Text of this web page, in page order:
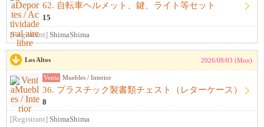
62. 自転車ヘルメット、鍵、ライト等セット
15
[Registrant] ShimaShima
Los Altos 2026/08/03 (Mon)
Venta Muebles / Interior
36. プラスチック製書類チェスト（レターケース）
8
[Registrant] ShimaShima